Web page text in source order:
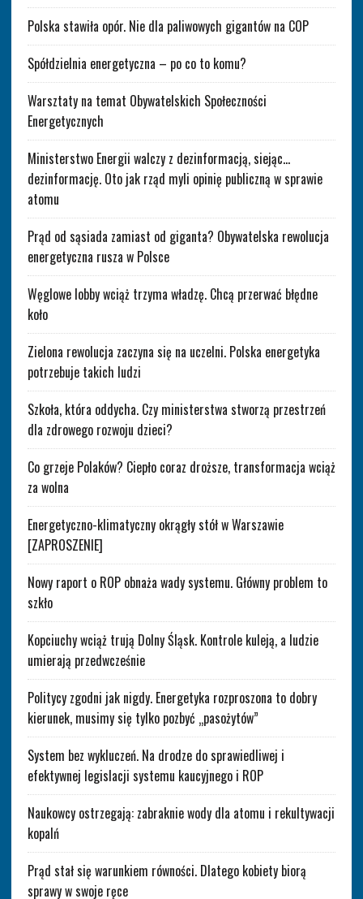
Polska stawiła opór. Nie dla paliwowych gigantów na COP
Spółdzielnia energetyczna – po co to komu?
Warsztaty na temat Obywatelskich Społeczności
Energetycznych
Ministerstwo Energii walczy z dezinformacją, siejąc…
dezinformację. Oto jak rząd myli opinię publiczną w sprawie
atomu
Prąd od sąsiada zamiast od giganta? Obywatelska rewolucja
energetyczna rusza w Polsce
Węglowe lobby wciąż trzyma władzę. Chcą przerwać błędne
koło
Zielona rewolucja zaczyna się na uczelni. Polska energetyka
potrzebuje takich ludzi
Szkoła, która oddycha. Czy ministerstwa stworzą przestrzeń
dla zdrowego rozwoju dzieci?
Co grzeje Polaków? Ciepło coraz droższe, transformacja wciąż
za wolna
Energetyczno-klimatyczny okrągły stół w Warszawie
[ZAPROSZENIE]
Nowy raport o ROP obnaża wady systemu. Główny problem to
szkło
Kopciuchy wciąż trują Dolny Śląsk. Kontrole kuleją, a ludzie
umierają przedwcześnie
Politycy zgodni jak nigdy. Energetyka rozproszona to dobry
kierunek, musimy się tylko pozbyć „pasożytów”
System bez wykluczeń. Na drodze do sprawiedliwej i
efektywnej legislacji systemu kaucyjnego i ROP
Naukowcy ostrzegają: zabraknie wody dla atomu i rekultywacji
kopalń
Prąd stał się warunkiem równości. Dlatego kobiety biorą
sprawy w swoje ręce